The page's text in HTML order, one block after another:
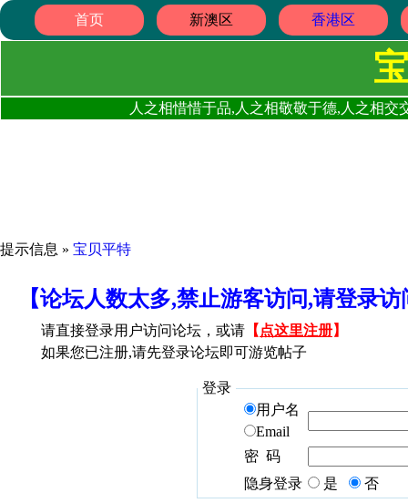
首页 新澳区 香港区
人之相惜惜于品,人之相敬敬于德,人之相
提示信息 » 宝贝平特
【论坛人数太多,禁止游客访问,请登录
请直接登录用户访问论坛，或请 【 点这里注册】
如果您已注册,请先登录论坛即可游览帖子
登录
用户名
Email
密 码
隐身登录
是 否